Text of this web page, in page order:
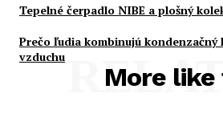
Tepelné čerpadlo NIBE a plošný
Prečo ľudia kombinujú
vzduchu
More like